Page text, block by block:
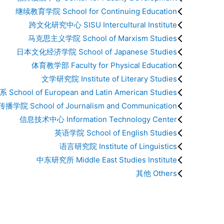
继续教育学院 School for Continuing Education
跨文化研究中心 SISU Intercultural Institute
马克思主义学院 School of Marxism Studies
日本文化经济学院 School of Japanese Studies
体育教学部 Faculty for Physical Education
文学研究院 Institute of Literary Studies
School of European and Latin American Studies
播学院 School of Journalism and Communication
信息技术中心 Information Technology Center
英语学院 School of English Studies
语言研究院 Institute of Linguistics
中东研究所 Middle East Studies Institute
其他 Others